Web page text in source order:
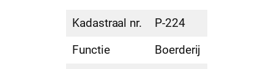
Kadastraal nr.
P-224
Functie
Boerderij